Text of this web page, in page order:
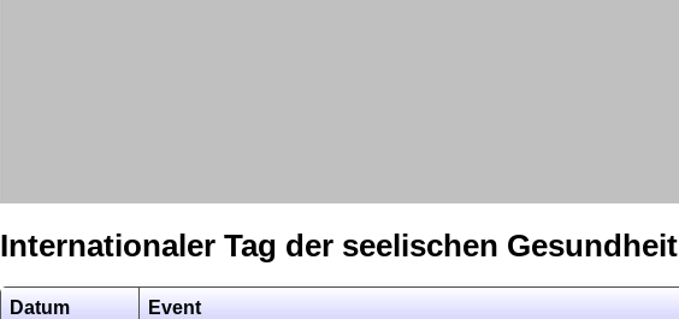
Internationaler Tag der seelischen Gesundheit
Datum Event